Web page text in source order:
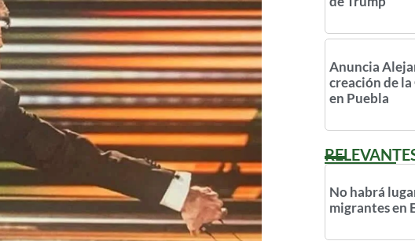
Anuncia
creación de
en Puebla
No habrá
migrantes en